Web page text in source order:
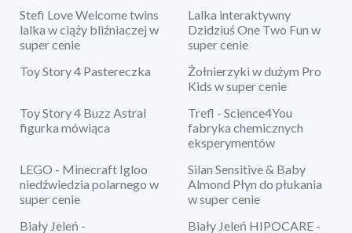
Stefi Love Welcome twins
lalka w ciąży bliźniaczej w
super cenie
Lalka interaktywny
Dzidziuś One Two Fun w
super cenie
Toy Story 4 Pastereczka
Żołnierzyki w dużym Pro
Kids w super cenie
Toy Story 4 Buzz Astral
figurka mówiąca
Trefl - Science4You
fabryka chemicznych
eksperymentów
LEGO - Minecraft Igloo
niedźwiedzia polarnego w
super cenie
Silan Sensitive & Baby
Almond Płyn do płukania
w super cenie
Biały Jeleń -
Biały Jeleń HIPOCARE -